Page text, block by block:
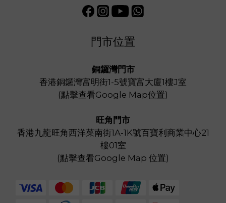
門市位置
銅鑼灣門市
香港銅鑼灣富明街1-5號寶富大廈1樓J室
(點擊查看Google Map位置)
旺角門市
香港九龍旺角西洋菜南街1A-1K號百寶利商業中心21
樓01室
(點擊查看Google Map 位置)